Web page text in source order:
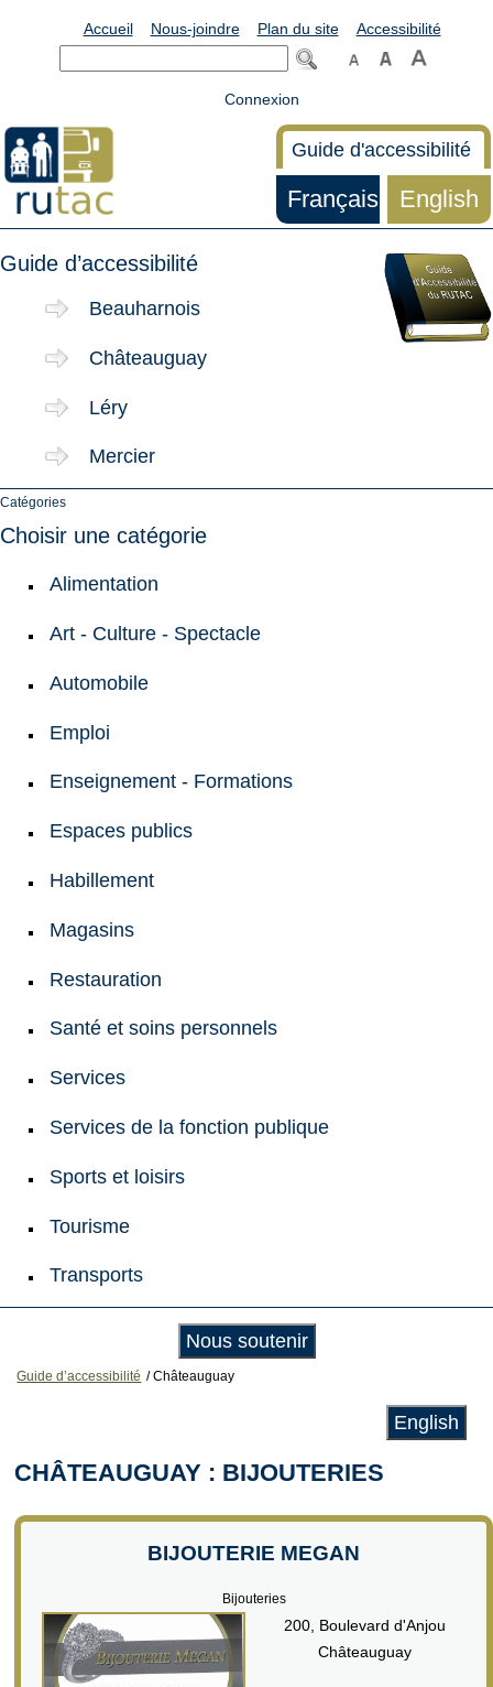
Accueil Nous-joindre Plan du site Accessibilité
Connexion
Guide d'accessibilité
Français English
Guide d’accessibilité
Beauharnois
Châteauguay
Léry
Mercier
Catégories
Choisir une catégorie
Alimentation
Art - Culture - Spectacle
Automobile
Emploi
Enseignement - Formations
Espaces publics
Habillement
Magasins
Restauration
Santé et soins personnels
Services
Services de la fonction publique
Sports et loisirs
Tourisme
Transports
Nous soutenir
Guide d’accessibilité / Châteauguay
English
CHÂTEAUGUAY : BIJOUTERIES
BIJOUTERIE MEGAN
Bijouteries
200, Boulevard d'Anjou
Châteauguay